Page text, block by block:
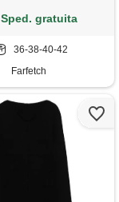
Sped. gratuita
36-38-40-42
Farfetch